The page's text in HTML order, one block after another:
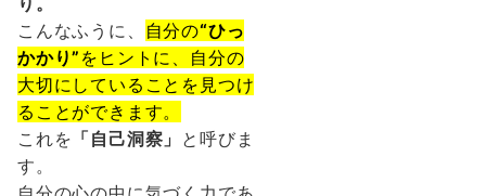
こんなふうに、
自分の“ひっ
かかり” をヒントに、自分の
大切にしていることを見つけ
ることができます。
これを 「自己洞察」 と呼びま
す。